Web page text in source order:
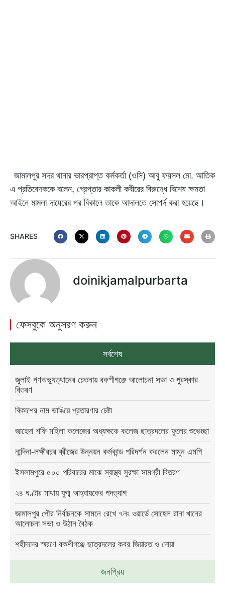
জামালপুর সদর থানার ভারপ্রাপ্ত কর্মকর্তা (ওসি) আবু ফয়সল মো. আতিক
এ প্রতিবেদককে বলেন, গ্রেপ্তার কাকলী কবীরের বিরুদ্ধে বিশেষ ক্ষমতা
আইনে মামলা দায়েরের পর বিকালে তাকে আদালতে সোপর্দ করা হয়েছে।
SHARES
doinikjamalpurbarta
ফেসবুকে অনুসরণ করুন
সর্বশেষ
জনপ্রিয়
জুলাই গণঅভ্যুত্থানের চেতনায় বকশীগঞ্জে আলোচনা সভা ও পুরস্কার
বিতরণ
বিকাশের নাম ভাঙিয়ে প্রতারণার চেষ্টা
জাহেদা শফি মহিলা কলেজের অধ্যক্ষকে কলেজ ছাত্রদলের ফুলের শুভেচ্ছা
নান্দিনা-লক্ষীরচর ব্রীজের উন্নয়ন কর্মকান্ড পরিদর্শন করলেন মামুন এমপি
ইসলামপুরে ৫০০ পরিবারের মাঝে স্বাস্থ্য সুরক্ষা সামগ্রী বিতরণ
২৪ ঘণ্টার মাথায় যুগ্ম আহ্বায়কের পদত্যাগ
জামালপুর পৌর নির্বাচনকে সামনে রেখে ৭নং ওয়ার্ডে সোহেল রানা খানের
আলোচনা সভা ও উঠান বৈঠক
শহীদদের স্মরণে বকশীগঞ্জে ছাত্রদলের কবর জিয়ারত ও দোয়া